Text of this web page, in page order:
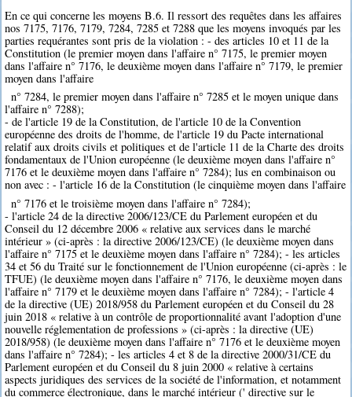
En ce qui concerne les moyens B.6. Il ressort des requêtes dans les affaires
nos 7175, 7176, 7179, 7284, 7285 et 7288 que les moyens invoqués par les
parties requérantes sont pris de la violation : - des articles 10 et 11 de la
Constitution (le premier moyen dans l'affaire n° 7175, le premier moyen
dans l'affaire n° 7176, le deuxième moyen dans l'affaire n° 7179, le premier
moyen dans l'affaire
n° 7284, le premier moyen dans l'affaire n° 7285 et le moyen unique dans
l'affaire n° 7288);
- de l'article 19 de la Constitution, de l'article 10 de la Convention
européenne des droits de l'homme, de l'article 19 du Pacte international
relatif aux droits civils et politiques et de l'article 11 de la Charte des droits
fondamentaux de l'Union européenne (le deuxième moyen dans l'affaire n°
7176 et le deuxième moyen dans l'affaire n° 7284); lus en combinaison ou
non avec : - l'article 16 de la Constitution (le cinquième moyen dans l'affaire
n° 7176 et le troisième moyen dans l'affaire n° 7284);
- l'article 24 de la directive 2006/123/CE du Parlement européen et du
Conseil du 12 décembre 2006 « relative aux services dans le marché
intérieur » (ci-après : la directive 2006/123/CE) (le deuxième moyen dans
l'affaire n° 7175 et le deuxième moyen dans l'affaire n° 7284); - les articles
34 et 56 du Traité sur le fonctionnement de l'Union européenne (ci-après : le
TFUE) (le deuxième moyen dans l'affaire n° 7176, le deuxième moyen dans
l'affaire n° 7179 et le deuxième moyen dans l'affaire n° 7284); - l'article 4
de la directive (UE) 2018/958 du Parlement européen et du Conseil du 28
juin 2018 « relative à un contrôle de proportionnalité avant l'adoption d'une
nouvelle réglementation de professions » (ci-après : la directive (UE)
2018/958) (le deuxième moyen dans l'affaire n° 7176 et le deuxième moyen
dans l'affaire n° 7284); - les articles 4 et 8 de la directive 2000/31/CE du
Parlement européen et du Conseil du 8 juin 2000 « relative à certains
aspects juridiques des services de la société de l'information, et notamment
du commerce électronique, dans le marché intérieur (' directive sur le